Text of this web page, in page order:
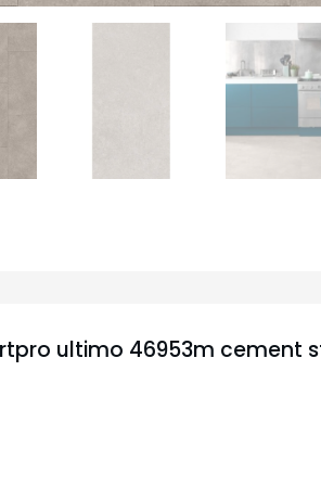
ultimo 46953m cement